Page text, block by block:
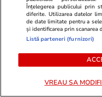
PARTENERI
Înțelegerea publicului prin
diferite. Utilizarea datelor
de date limitate pentru a
și identificarea prin scanarea
Listă parteneri (furnizori)
VREAU SA